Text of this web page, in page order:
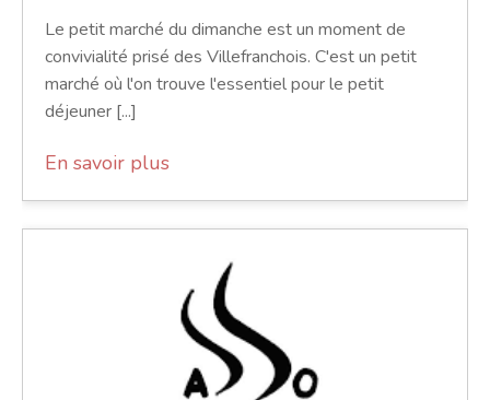
Le petit marché du dimanche est un moment de
convivialité prisé des Villefranchois. C'est un petit
marché où l'on trouve l'essentiel pour le petit
déjeuner [...]
En savoir plus